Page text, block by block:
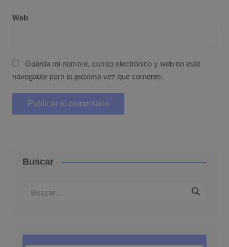
Web
Guarda mi nombre, correo electrónico y web en este
navegador para la próxima vez que comente.
Buscar